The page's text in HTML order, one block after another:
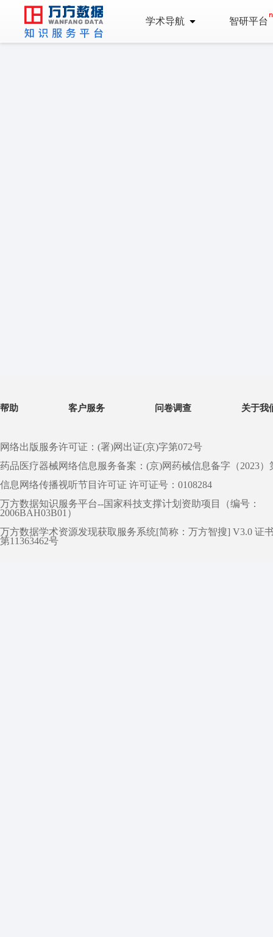
学术导航 智研平台
帮助 客户服务 问卷调查 关于我
网络出版服务许可证：(署)网出证(京)字第072号
药品医疗器械网络信息服务备案：(京)网药械信息备字（2023）
信息网络传播视听节目许可证 许可证号：0108284
万方数据知识服务平台--国家科技支撑计划资助项目（编号：
2006BAH03B01）
万方数据学术资源发现获取服务系统[简称：万方智搜] V3.0 证
第11363462号